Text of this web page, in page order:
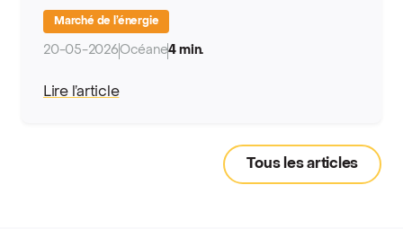
Marché de l’énergie
20-05-2026Océane4 min.
Lire l’article
Tous les articles